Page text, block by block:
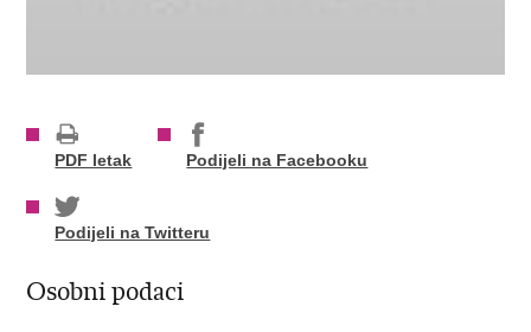
PDF letak Podijeli na Facebooku
Podijeli na Twitteru
Osobni podaci